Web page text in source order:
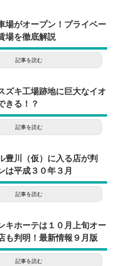
場がオープン！プライベー
場を徹底解説
記事を読む
ズキ工場跡地に巨大なイオ
きる！？
記事を読む
豊川（仮）に入る店が判
は平成３０年３月
記事を読む
キホーテは１０月上旬オー
も判明！最新情報９月版
記事を読む